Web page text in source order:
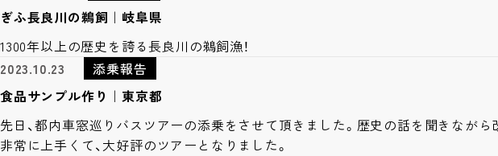
ぎふ長良川の鵜飼｜岐阜県
1300年以上の歴史を誇る長良川の鵜飼漁！
2023.10.23
添乗報告
食品サンプル作り｜東京都
先日、都内車窓巡りバスツアーの添乗をさせて頂きました。歴史の話を聞きなが
非常に上手くて、大好評のツアーとなりました。